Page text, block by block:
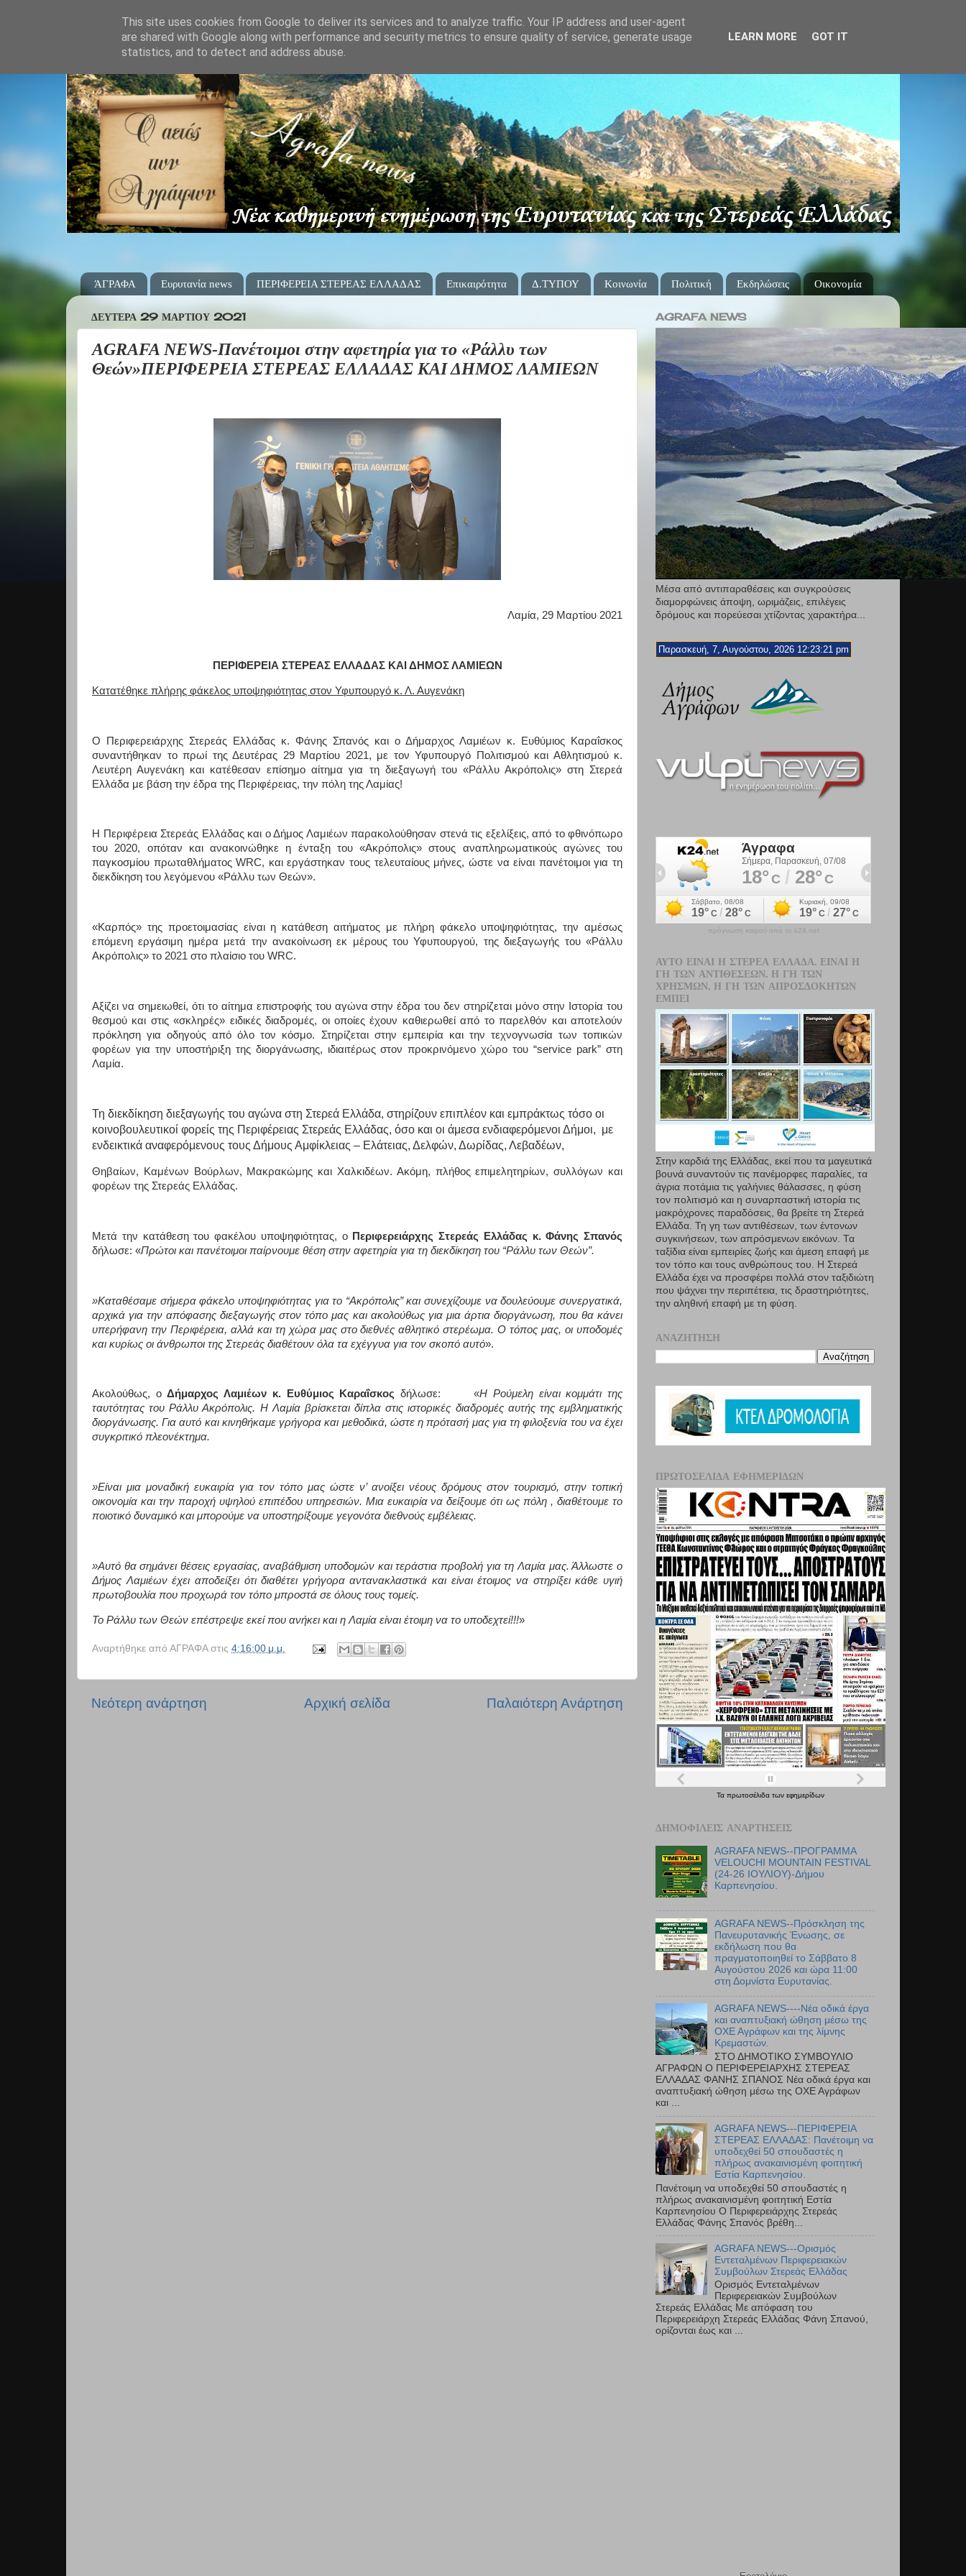
ΆΓΡΑΦΑ Ευρυτανία news ΠΕΡΙΦΕΡΕΙΑ ΣΤΕΡΕΑΣ ΕΛΛΑΔΑΣ Επικαιρότητα Δ.ΤΥΠΟΥ Κοινωνία Πολιτική Εκδηλώσεις Οικονομία
ΔΕΥΤΈΡΑ 29 ΜΑΡΤΊΟΥ 2021
AGRAFA NEWS-Πανέτοιμοι στην αφετηρία για το «Ράλλυ των
Θεών»ΠΕΡΙΦΕΡΕΙΑ ΣΤΕΡΕΑΣ ΕΛΛΑΔΑΣ ΚΑΙ ΔΗΜΟΣ ΛΑΜΙΕΩΝ
Λαμία, 29 Μαρτίου 2021
ΠΕΡΙΦΕΡΕΙΑ ΣΤΕΡΕΑΣ ΕΛΛΑΔΑΣ ΚΑΙ ΔΗΜΟΣ ΛΑΜΙΕΩΝ
Κατατέθηκε πλήρης φάκελος υποψηφιότητας στον Υφυπουργό κ. Λ. Αυγενάκη
Ο Περιφερειάρχης Στερεάς Ελλάδας κ. Φάνης Σπανός και ο Δήμαρχος Λαμιέων κ. Ευθύμιος Καραΐσκος
συναντήθηκαν το πρωί της Δευτέρας 29 Μαρτίου 2021, με τον Υφυπουργό Πολιτισμού και Αθλητισμού κ.
Λευτέρη Αυγενάκη και κατέθεσαν επίσημο αίτημα για τη διεξαγωγή του «Ράλλυ Ακρόπολις» στη Στερεά
Ελλάδα με βάση την έδρα της Περιφέρειας, την πόλη της Λαμίας!
Η Περιφέρεια Στερεάς Ελλάδας και ο Δήμος Λαμιέων παρακολούθησαν στενά τις εξελίξεις, από το φθινόπωρο
του 2020, οπόταν και ανακοινώθηκε η ένταξη του «Ακρόπολις» στους αναπληρωματικούς αγώνες του
παγκοσμίου πρωταθλήματος WRC, και εργάστηκαν τους τελευταίους μήνες, ώστε να είναι πανέτοιμοι για τη
διεκδίκηση του λεγόμενου «Ράλλυ των Θεών».
«Καρπός» της προετοιμασίας είναι η κατάθεση αιτήματος με πλήρη φάκελο υποψηφιότητας, την αμέσως
επόμενη εργάσιμη ημέρα μετά την ανακοίνωση εκ μέρους του Υφυπουργού, της διεξαγωγής του «Ράλλυ
Ακρόπολις» το 2021 στο πλαίσιο του WRC.
Αξίζει να σημειωθεί, ότι το αίτημα επιστροφής του αγώνα στην έδρα του δεν στηρίζεται μόνο στην Ιστορία του
θεσμού και στις «σκληρές» ειδικές διαδρομές, οι οποίες έχουν καθιερωθεί από το παρελθόν και αποτελούν
πρόκληση για οδηγούς από όλο τον κόσμο. Στηρίζεται στην εμπειρία και την τεχνογνωσία των τοπικών
φορέων για την υποστήριξη της διοργάνωσης, ιδιαιτέρως στον προκρινόμενο χώρο του “service park” στη
Λαμία.
Τη διεκδίκηση διεξαγωγής του αγώνα στη Στερεά Ελλάδα, στηρίζουν επιπλέον και εμπράκτως τόσο οι
κοινοβουλευτικοί φορείς της Περιφέρειας Στερεάς Ελλάδας, όσο και οι άμεσα ενδιαφερόμενοι Δήμοι, με
ενδεικτικά αναφερόμενους τους Δήμους Αμφίκλειας – Ελάτειας, Δελφών, Δωρίδας, Λεβαδέων,
Θηβαίων, Καμένων Βούρλων, Μακρακώμης και Χαλκιδέων. Ακόμη, πλήθος επιμελητηρίων, συλλόγων και
φορέων της Στερεάς Ελλάδας.
Μετά την κατάθεση του φακέλου υποψηφιότητας, ο Περιφερειάρχης Στερεάς Ελλάδας κ. Φάνης Σπανός
δήλωσε: «Πρώτοι και πανέτοιμοι παίρνουμε θέση στην αφετηρία για τη διεκδίκηση του “Ράλλυ των Θεών”.
»Καταθέσαμε σήμερα φάκελο υποψηφιότητας για το “Ακρόπολις” και συνεχίζουμε να δουλεύουμε συνεργατικά,
αρχικά για την απόφασης διεξαγωγής στον τόπο μας και ακολούθως για μια άρτια διοργάνωση, που θα κάνει
υπερήφανη την Περιφέρεια, αλλά και τη χώρα μας στο διεθνές αθλητικό στερέωμα. Ο τόπος μας, οι υποδομές
και κυρίως οι άνθρωποι της Στερεάς διαθέτουν όλα τα εχέγγυα για τον σκοπό αυτό».
Ακολούθως, οΔήμαρχος Λαμιέων κ. Ευθύμιος Καραΐσκος δήλωσε: «Η Ρούμελη είναι κομμάτι της
ταυτότητας του Ράλλυ Ακρόπολις. Η Λαμία βρίσκεται δίπλα στις ιστορικές διαδρομές αυτής της εμβληματικής
διοργάνωσης. Για αυτό και κινηθήκαμε γρήγορα και μεθοδικά, ώστε η πρότασή μας για τη φιλοξενία του να έχει
συγκριτικό πλεονέκτημα.
»Είναι μια μοναδική ευκαιρία για τον τόπο μας ώστε ν’ ανοίξει νέους δρόμους στον τουρισμό, στην τοπική
οικονομία και την παροχή υψηλού επιπέδου υπηρεσιών. Μια ευκαιρία να δείξουμε ότι ως πόλη , διαθέτουμε το
ποιοτικό δυναμικό και μπορούμε να υποστηρίξουμε γεγονότα διεθνούς εμβέλειας.
»Αυτό θα σημάνει θέσεις εργασίας, αναβάθμιση υποδομών και τεράστια προβολή για τη Λαμία μας. Άλλωστε ο
Δήμος Λαμιέων έχει αποδείξει ότι διαθέτει γρήγορα αντανακλαστικά και είναι έτοιμος να στηρίξει κάθε υγιή
πρωτοβουλία που προχωρά τον τόπο μπροστά σε όλους τους τομείς.
Το Ράλλυ των Θεών επέστρεψε εκεί που ανήκει και η Λαμία είναι έτοιμη να το υποδεχτεί!!!»
Αναρτήθηκε από ΑΓΡΑΦΑ στις 4:16:00 μ.μ.
Νεότερη ανάρτηση Παλαιότερη Ανάρτηση
Αρχική σελίδα
AGRAFA NEWS
Μέσα από αντιπαραθέσεις και συγκρούσεις
διαμορφώνεις άποψη, ωριμάζεις, επιλέγεις
δρόμους και πορεύεσαι χτίζοντας χαρακτήρα...
Παρασκευή, 7, Αυγούστου, 2026 12:23:23 pm
πρόγνωση καιρού από το k24.net
ΑΥΤΌ ΕΊΝΑΙ Η ΣΤΕΡΕΆ ΕΛΛΆΔΑ. ΕΊΝΑΙ Η
ΓΗ ΤΩΝ ΑΝΤΙΘΈΣΕΩΝ. Η ΓΗ ΤΩΝ
ΧΡΗΣΜΏΝ. Η ΓΗ ΤΩΝ ΑΠΡΟΣΔΌΚΗΤΩΝ
ΕΜΠΕΙ
Στην καρδιά της Ελλάδας, εκεί που τα µαγευτικά
βουνά συναντούν τις πανέμορφες παραλίες, τα
άγρια ποτάμια τις γαλήνιες θάλασσες, η φύση
τον πολιτισμό και η συναρπαστική ιστορία τις
μακρόχρονες παραδόσεις, θα βρείτε τη Στερεά
Ελλάδα. Τη γη των αντιθέσεων, των έντονων
συγκινήσεων, των απρόσμενων εικόνων. Τα
ταξίδια είναι εμπειρίες ζωής και άμεση επαφή µε
τον τόπο και τους ανθρώπους του. Η Στερεά
Ελλάδα έχει να προσφέρει πολλά στον ταξιδιώτη
που ψάχνει την περιπέτεια, τις δραστηριότητες,
την αληθινή επαφή µε τη φύση.
ΑΝΑΖΉΤΗΣΗ
ΠΡΩΤΟΣΈΛΙΔΑ ΕΦΗΜΕΡΊΔΩΝ
Τα πρωτοσέλιδα των εφημερίδων
ΔΗΜΟΦΙΛΕΊΣ ΑΝΑΡΤΉΣΕΙΣ
AGRAFA NEWS--ΠΡΟΓΡΑΜΜΑ
VELOUCHI MOUNTAIN FESTIVAL
(24-26 ΙΟΥΛΙΟΥ)-Δήμου
Καρπενησίου.
AGRAFA NEWS--Πρόσκληση της
Πανευρυτανικής Ένωσης, σε
εκδήλωση που θα
πραγματοποιηθεί το Σάββατο 8
Αυγούστου 2026 και ώρα 11:00
στη Δομνίστα Ευρυτανίας.
AGRAFA NEWS----Νέα οδικά έργα
και αναπτυξιακή ώθηση μέσω της
ΟΧΕ Αγράφων και της λίμνης
Κρεμαστών.
ΣΤΟ ΔΗΜΟΤΙΚΟ ΣΥΜΒΟΥΛΙΟ
ΑΓΡΑΦΩΝ Ο ΠΕΡΙΦΕΡΕΙΑΡΧΗΣ ΣΤΕΡΕΑΣ
ΕΛΛΑΔΑΣ ΦΑΝΗΣ ΣΠΑΝΟΣ Νέα οδικά έργα και
αναπτυξιακή ώθηση μέσω της ΟΧΕ Αγράφων
και ...
AGRAFA NEWS---ΠΕΡΙΦΕΡΕΙΑ
ΣΤΕΡΕΑΣ ΕΛΛΑΔΑΣ: Πανέτοιμη να
υποδεχθεί 50 σπουδαστές η
πλήρως ανακαινισμένη φοιτητική
Εστία Καρπενησίου.
Πανέτοιμη να υποδεχθεί 50 σπουδαστές η
πλήρως ανακαινισμένη φοιτητική Εστία
Καρπενησίου Ο Περιφερειάρχης Στερεάς
Ελλάδας Φάνης Σπανός βρέθη...
AGRAFA NEWS---Ορισμός
Εντεταλμένων Περιφερειακών
Συμβούλων Στερεάς Ελλάδας
Ορισμός Εντεταλμένων
Περιφερειακών Συμβούλων
Στερεάς Ελλάδας Με απόφαση του
Περιφερειάρχη Στερεάς Ελλάδας Φάνη Σπανού,
ορίζονται έως και ...
This site uses cookies from Google to deliver its services and to analyze traffic. Your IP address and user-agent
are shared with Google along with performance and security metrics to ensure quality of service, generate usage
statistics, and to detect and address abuse.
LEARN MORE GOT IT